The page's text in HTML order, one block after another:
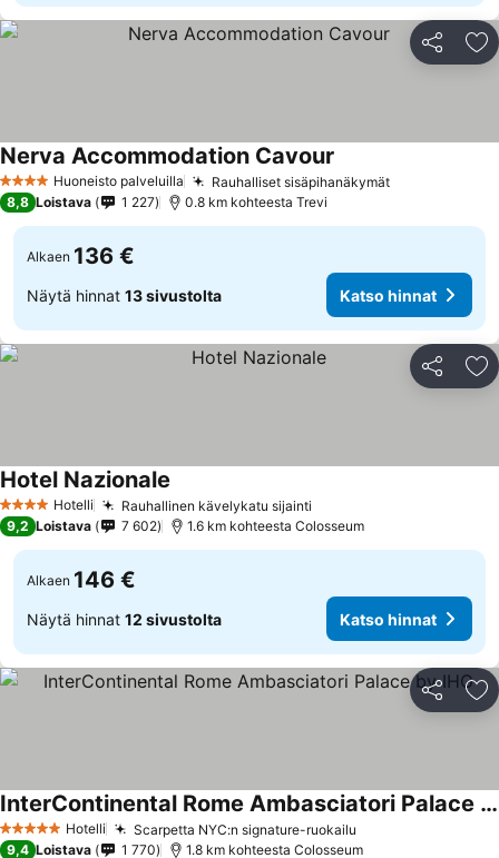
Jaa
4 TähtiluokitusHuoneisto palveluilla Rauhalliset sisäpihanäkymätKatso hinnat
Nerva Accommodation Cavour
8,8 Loistava 1 227 0.8 km kohteesta Trevi
Alkaen 136 €
Näytä hinnat 13 sivustolta Katso hinnat
Jaa
4 Tähtiluokitus
Hotelli Rauhallinen kävelykatu sijainti
Hotel Nazionale
9,2 Loistava 7 602 1.6 km kohteesta Colosseum
Alkaen 146 €
Näytä hinnat 12 sivustolta Katso hinnat
Jaa
5 Tähtiluokitus
Hotelli Scarpetta NYC:n signature-ruokailu
InterContinental Rome Ambasciatori Palace by IHG
Katso hinnat
9,4 Loistava 1 770 1.8 km kohteesta Colosseum